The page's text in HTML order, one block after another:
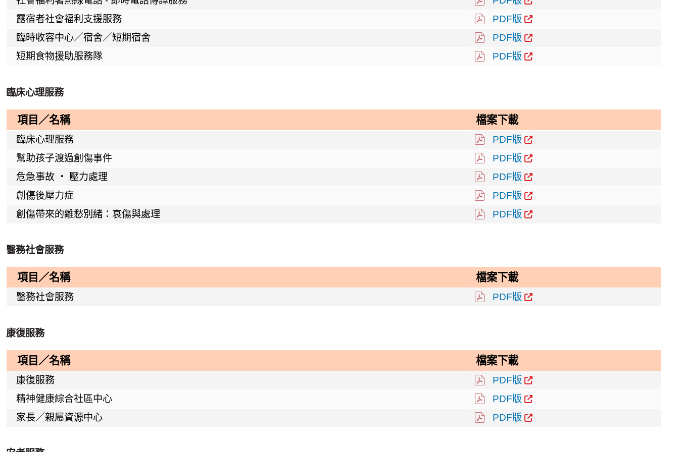
露宿者社會福利支援服務
PDF版
臨時收容中心／宿舍／短期宿舍
PDF版
短期食物援助服務隊
PDF版
臨床心理服務
項目／名稱 檔案下載
臨床心理服務
PDF版
幫助孩子渡過創傷事件
PDF版
危急事故 ‧ 壓力處理
PDF版
創傷後壓力症
PDF版
創傷帶來的離愁別緒：哀傷與處理
PDF版
醫務社會服務
項目／名稱 檔案下載
醫務社會服務 PDF版
康復服務
項目／名稱 檔案下載
康復服務
PDF版
精神健康綜合社區中心
PDF版
家長／親屬資源中心
PDF版